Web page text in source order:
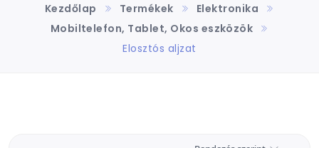
Kezdőlap
Termékek
Elektronika
Mobiltelefon, Tablet, Okos eszközök
Elosztós aljzat